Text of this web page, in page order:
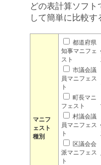
どの表計算ソフト
して簡単に比較す
マニフ
ェスト
種別
都道府県
知事マニフェ
スト
市議会議
員マニフェス
ト
町長マニ
フェスト
村議会議
員マニフェス
ト
区議会会
派マニフェス
ト